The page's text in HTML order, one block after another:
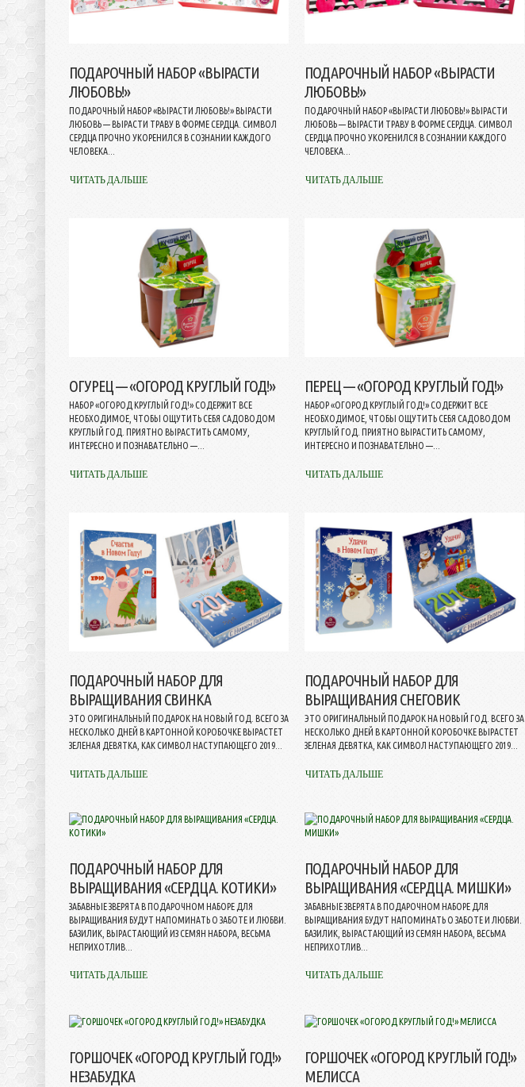
ПОДАРОЧНЫЙ НАБОР «ВЫРАСТИ
ЛЮБОВЬ!»
ПОДАРОЧНЫЙ НАБОР «ВЫРАСТИ ЛЮБОВЬ!» ВЫРАСТИ
ЛЮБОВЬ — ВЫРАСТИ ТРАВУ В ФОРМЕ СЕРДЦА. СИМВОЛ
СЕРДЦА ПРОЧНО УКОРЕНИЛСЯ В СОЗНАНИИ КАЖДОГО
ЧЕЛОВЕКА...
ЧИТАТЬ ДАЛЬШЕ
ПОДАРОЧНЫЙ НАБОР «ВЫРАСТИ
ЛЮБОВЬ!»
ПОДАРОЧНЫЙ НАБОР «ВЫРАСТИ ЛЮБОВЬ!» ВЫРАСТИ
ЛЮБОВЬ — ВЫРАСТИ ТРАВУ В ФОРМЕ СЕРДЦА. СИМВОЛ
СЕРДЦА ПРОЧНО УКОРЕНИЛСЯ В СОЗНАНИИ КАЖДОГО
ЧЕЛОВЕКА...
ЧИТАТЬ ДАЛЬШЕ
ОГУРЕЦ — «ОГОРОД КРУГЛЫЙ ГОД!»
НАБОР «ОГОРОД КРУГЛЫЙ ГОД!» СОДЕРЖИТ ВСЕ
НЕОБХОДИМОЕ, ЧТОБЫ ОЩУТИТЬ СЕБЯ САДОВОДОМ
КРУГЛЫЙ ГОД. ПРИЯТНО ВЫРАСТИТЬ САМОМУ,
ИНТЕРЕСНО И ПОЗНАВАТЕЛЬНО —...
ЧИТАТЬ ДАЛЬШЕ
ПЕРЕЦ — «ОГОРОД КРУГЛЫЙ ГОД!»
НАБОР «ОГОРОД КРУГЛЫЙ ГОД!» СОДЕРЖИТ ВСЕ
НЕОБХОДИМОЕ, ЧТОБЫ ОЩУТИТЬ СЕБЯ САДОВОДОМ
КРУГЛЫЙ ГОД. ПРИЯТНО ВЫРАСТИТЬ САМОМУ,
ИНТЕРЕСНО И ПОЗНАВАТЕЛЬНО —...
ЧИТАТЬ ДАЛЬШЕ
ПОДАРОЧНЫЙ НАБОР ДЛЯ
ВЫРАЩИВАНИЯ СВИНКА
ЭТО ОРИГИНАЛЬНЫЙ ПОДАРОК НА НОВЫЙ ГОД. ВСЕГО ЗА
НЕСКОЛЬКО ДНЕЙ В КАРТОННОЙ КОРОБОЧКЕ ВЫРАСТЕТ
ЗЕЛЕНАЯ ДЕВЯТКА, КАК СИМВОЛ НАСТУПАЮЩЕГО 2019...
ЧИТАТЬ ДАЛЬШЕ
ПОДАРОЧНЫЙ НАБОР ДЛЯ
ВЫРАЩИВАНИЯ СНЕГОВИК
ЭТО ОРИГИНАЛЬНЫЙ ПОДАРОК НА НОВЫЙ ГОД. ВСЕГО ЗА
НЕСКОЛЬКО ДНЕЙ В КАРТОННОЙ КОРОБОЧКЕ ВЫРАСТЕТ
ЗЕЛЕНАЯ ДЕВЯТКА, КАК СИМВОЛ НАСТУПАЮЩЕГО 2019...
ЧИТАТЬ ДАЛЬШЕ
ПОДАРОЧНЫЙ НАБОР ДЛЯ
ВЫРАЩИВАНИЯ «СЕРДЦА. КОТИКИ»
ЗАБАВНЫЕ ЗВЕРЯТА В ПОДАРОЧНОМ НАБОРЕ ДЛЯ
ВЫРАЩИВАНИЯ БУДУТ НАПОМИНАТЬ О ЗАБОТЕ И ЛЮБВИ.
БАЗИЛИК, ВЫРАСТАЮЩИЙ ИЗ СЕМЯН НАБОРА, ВЕСЬМА
НЕПРИХОТЛИВ...
ЧИТАТЬ ДАЛЬШЕ
ПОДАРОЧНЫЙ НАБОР ДЛЯ
ВЫРАЩИВАНИЯ «СЕРДЦА. МИШКИ»
ЗАБАВНЫЕ ЗВЕРЯТА В ПОДАРОЧНОМ НАБОРЕ ДЛЯ
ВЫРАЩИВАНИЯ БУДУТ НАПОМИНАТЬ О ЗАБОТЕ И ЛЮБВИ.
БАЗИЛИК, ВЫРАСТАЮЩИЙ ИЗ СЕМЯН НАБОРА, ВЕСЬМА
НЕПРИХОТЛИВ...
ЧИТАТЬ ДАЛЬШЕ
ГОРШОЧЕК «ОГОРОД КРУГЛЫЙ ГОД!»
НЕЗАБУДКА
ГОРШОЧЕК «ОГОРОД КРУГЛЫЙ ГОД!»
МЕЛИССА